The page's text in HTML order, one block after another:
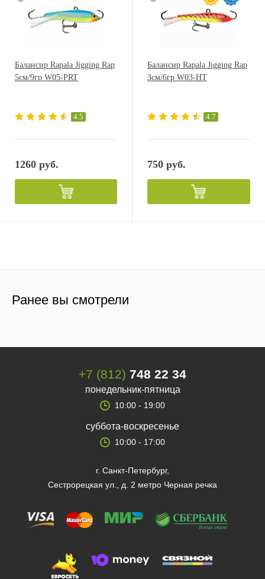
Балансир Rapala Jigging Rap
5см/9гр W05-PRT
4.5
1260 руб.
Балансир Rapala Jigging Rap
3см/6гр W03-HT
4.7
750 руб.
Ранее вы смотрели
+7 (812) 748 22 34
понедельник-пятница
10:00 - 19:00
суббота-воскресенье
10:00 - 17:00
г. Санкт-Петербург,
Сестрорецкая ул., д. 2 метро Черная речка